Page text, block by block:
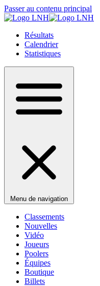
Passer au contenu principal
Résultats
Calendrier
Statistiques
Menu de navigation
Classements
Nouvelles
Vidéo
Joueurs
Poolers
Équipes
Boutique
Billets